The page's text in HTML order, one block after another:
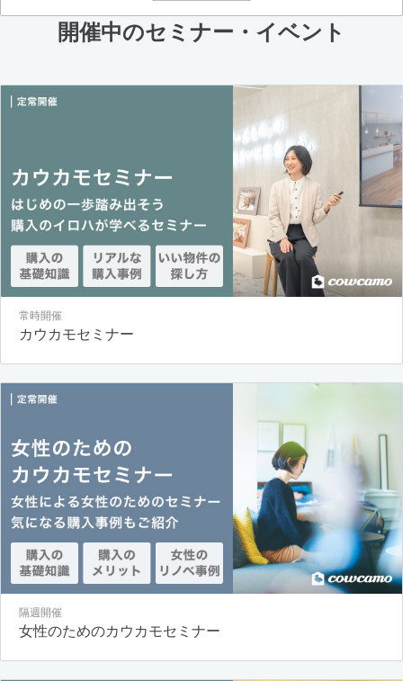
開催中のセミナー・イベント
常時開催
カウカモセミナー
隔週開催
女性のためのカウカモセミナー